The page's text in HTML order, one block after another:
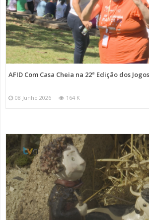
AFID Com Casa Cheia na 22ª Edição dos
08 Junho 2026 164 K